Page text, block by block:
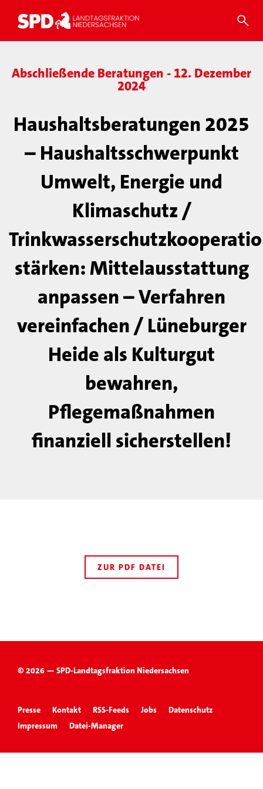
Abschließende Beratungen - 12. Dezember
2024
Haushaltsberatungen 2025
– Haushaltsschwerpunkt
Umwelt, Energie und
Klimaschutz /
stärken: Mittelausstattung
anpassen – Verfahren
vereinfachen / Lüneburger
Heide als Kulturgut
bewahren,
Pflegemaßnahmen
finanziell sicherstellen!
ZUR PDF DATEI
© 2026 — SPD-Landtagsfraktion Niedersachsen
Presse Kontakt RSS-Feeds Jobs
Datenschutz
Impressum
Datei-Manager